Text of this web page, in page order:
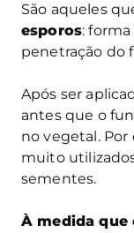
São aqueles
esporos: forma
penetração do
Após ser
antes que o
no vegetal.
muito
sementes.
À medida que